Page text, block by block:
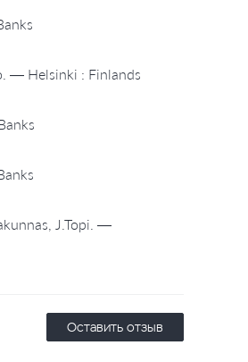
— Helsinki : Finlands
J.Topi. —
Оставить отзыв